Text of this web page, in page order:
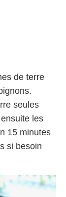
de terre
seules
les
15 minutes
si besoin